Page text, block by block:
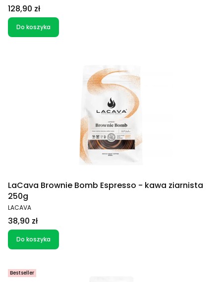
Cena
128,90 zł
Do koszyka
LaCava Brownie Bomb Espresso - kawa ziarnista
250g
PRODUCENT
LACAVA
Cena
38,90 zł
Do koszyka
Bestseller